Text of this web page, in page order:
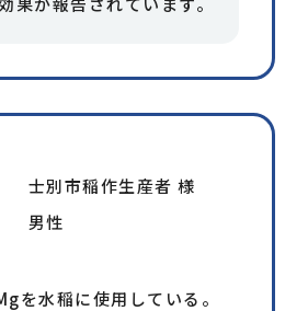
0.01%
高温散布は避けてください。
士別市稲作生産者 様
男性
を水稲に使用している。